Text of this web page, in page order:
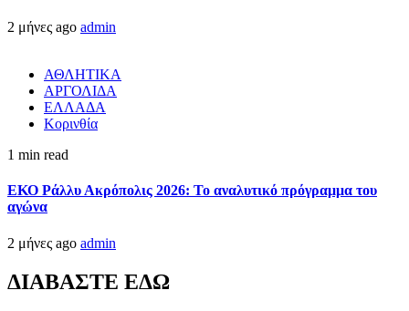
2 μήνες ago admin
ΑΘΛΗΤΙΚΑ
ΑΡΓΟΛΙΔΑ
ΕΛΛΑΔΑ
Κορινθία
1 min read
ΕΚΟ Ράλλυ Ακρόπολις 2026: Το αναλυτικό πρόγραμμα του
αγώνα
2 μήνες ago admin
ΔΙΑΒΑΣΤΕ ΕΔΩ